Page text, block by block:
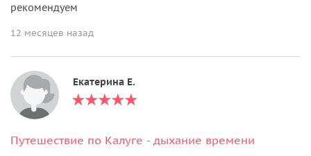
рекомендуем
12 месяцев назад
Екатерина Е.
Путешествие по Калуге - дыхание времени